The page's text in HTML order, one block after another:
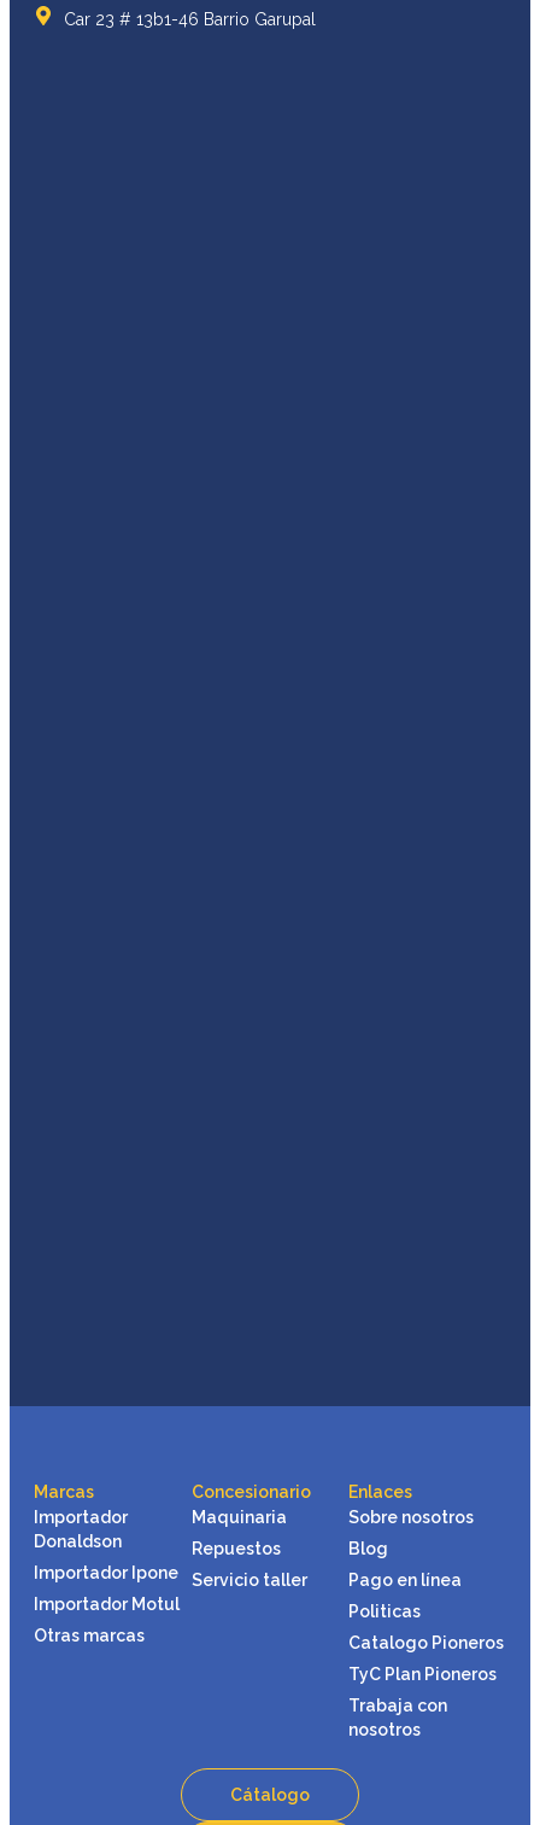
Car 23 # 13b1-46 Barrio Garupal
Marcas
Importador
Donaldson
Importador Ipone
Importador Motul
Otras marcas
Concesionario
Maquinaria
Repuestos
Servicio taller
Enlaces
Sobre nosotros
Blog
Pago en línea
Politicas
Catalogo Pioneros
TyC Plan Pioneros
Trabaja con
nosotros
Cátalogo